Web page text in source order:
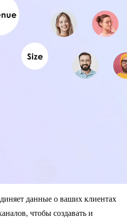
данные о ваших клиентах
чтобы создавать и